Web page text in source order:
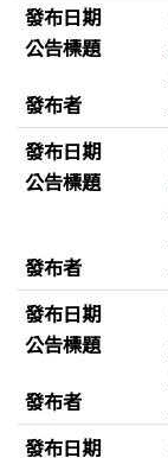
發布日期
公告標題
發布者
發布日期
公告標題
發布者
發布日期
公告標題
發布者
發布日期